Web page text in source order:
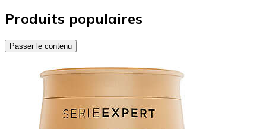
Produits populaires
Passer le contenu